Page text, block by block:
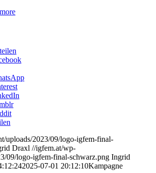
uploads/2023/09/logo-igfem-final-
Draxl //igfem.at/wp-
09/logo-igfem-final-schwarz.png Ingrid
2025-07-01 20:12:10Kampagne